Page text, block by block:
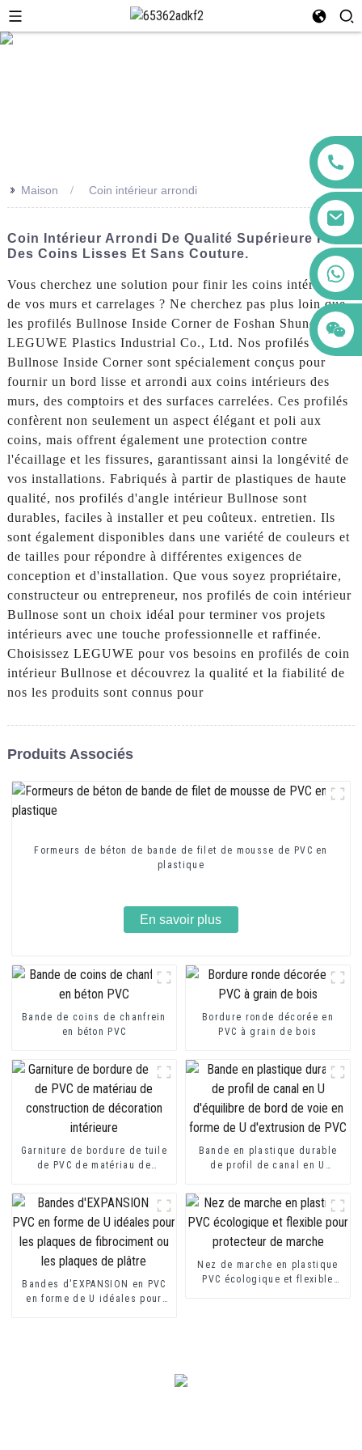
>> Maison Coin intérieur arrondi
Coin Intérieur Arrondi De Qualité Supérieure Pour
Des Coins Lisses Et Sans Couture.
Vous cherchez une solution pour finir les coins intérieurs
de vos murs et carrelages ? Ne cherchez pas plus loin que
les profilés Bullnose Inside Corner de Foshan Shunde
LEGUWE Plastics Industrial Co., Ltd. Nos profilés
Bullnose Inside Corner sont spécialement conçus pour
fournir un bord lisse et arrondi aux coins intérieurs des
murs, des comptoirs et des surfaces carrelées. Ces profilés
confèrent non seulement un aspect élégant et poli aux
coins, mais offrent également une protection contre
l'écaillage et les fissures, garantissant ainsi la longévité de
vos installations. Fabriqués à partir de plastiques de haute
qualité, nos profilés d'angle intérieur Bullnose sont
durables, faciles à installer et peu coûteux. entretien. Ils
sont également disponibles dans une variété de couleurs et
de tailles pour répondre à différentes exigences de
conception et d'installation. Que vous soyez propriétaire,
constructeur ou entrepreneur, nos profilés de coin intérieur
Bullnose sont un choix idéal pour terminer vos projets
intérieurs avec une touche professionnelle et raffinée.
Choisissez LEGUWE pour vos besoins en profilés de coin
intérieur Bullnose et découvrez la qualité et la fiabilité de
nos les produits sont connus pour
Produits Associés
Formeurs de béton de bande de filet de mousse de PVC en
plastique
En savoir plus
Bande de coins de chanfrein
en béton PVC
Bordure ronde décorée en
PVC à grain de bois
Garniture de bordure de tuile
de PVC de matériau de
Bande en plastique durable
de profil de canal en U
en forme de U d'extrusion de
PVC
Bandes d'EXPANSION en PVC
en forme de U idéales pour
Nez de marche en plastique
PVC écologique et flexible